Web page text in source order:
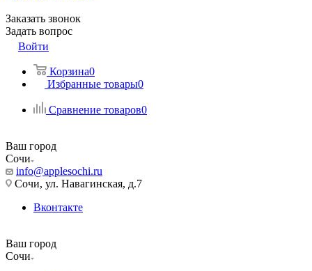
Заказать звонок
Задать вопрос
Войти
Корзина0
Избранные товары0
Сравнение товаров0
Ваш город
Сочи
info@applesochi.ru
Сочи, ул. Навагинская, д.7
Вконтакте
Ваш город
Сочи